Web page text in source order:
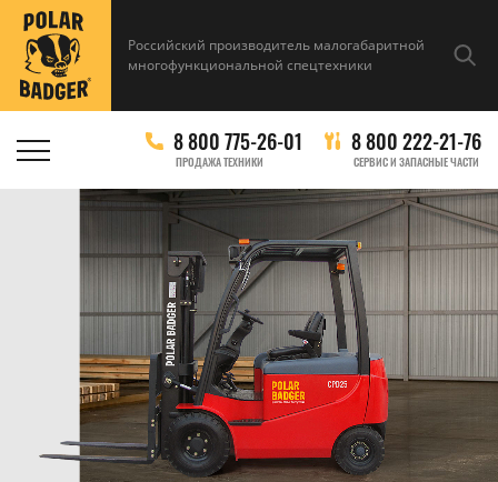
Российский производитель малогабаритной
многофункциональной спецтехники
8 800 775-26-01
ПРОДАЖА ТЕХНИКИ
8 800 222-21-76
СЕРВИС И ЗАПАСНЫЕ ЧАСТИ